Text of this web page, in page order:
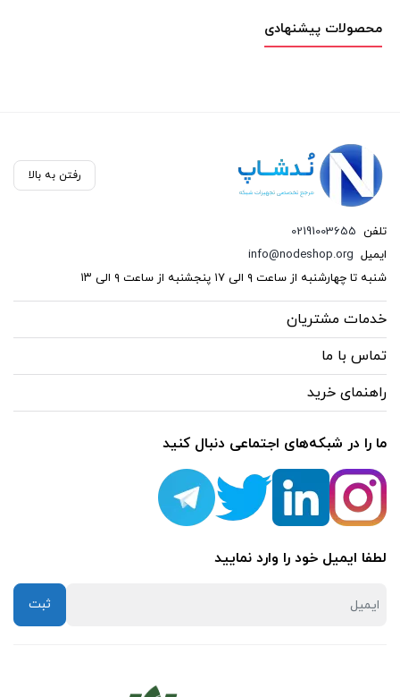
محصولات پیشنهادی
رفتن به بالا
تلفن 02191003655
ایمیل info@nodeshop.org
شنبه تا چهارشنبه از ساعت ۹ الی ۱۷ پنجشنبه از ساعت ۹ الی ۱۳
خدمات مشتریان
تماس با ما
راهنمای خرید
ما را در شبکه‌های اجتماعی دنبال کنید
لطفا ایمیل خود را وارد نمایید